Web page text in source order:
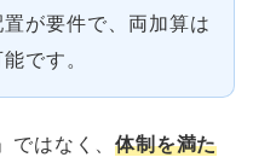
が要件で、両加算は
です。
ではなく、体制を満た